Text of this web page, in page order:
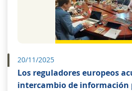
20/11/2025
Los reguladores europeos
intercambio de información